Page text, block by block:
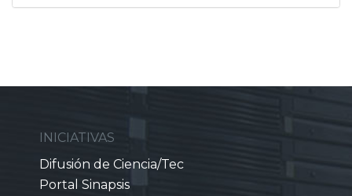
INICIATIVAS
Difusión de Ciencia/Tec
Portal Sinapsis